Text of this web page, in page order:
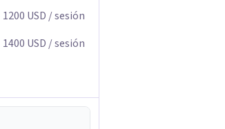
1200 USD / sesión
1400 USD / sesión